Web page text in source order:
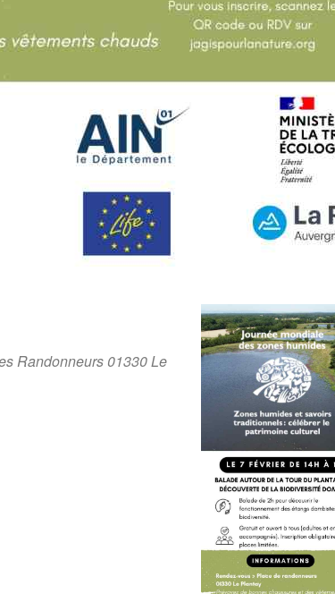
Randonneurs 01330 Le